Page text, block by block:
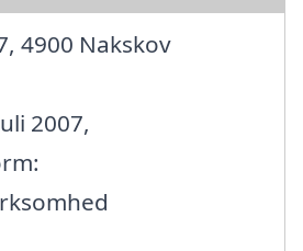
4900 Nakskov
2007,